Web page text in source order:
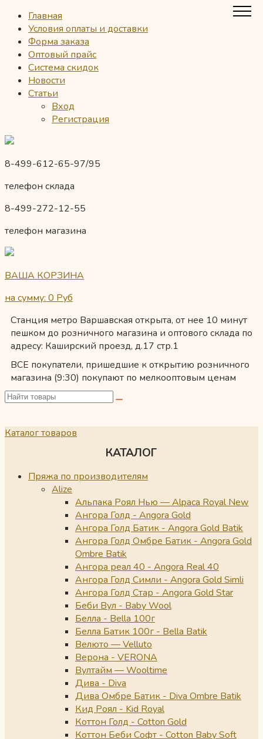
Главная
Условия оплаты и доставки
Форма заказа
Оптовый прайс
Система скидок
Новости
Статьи
Вход
Регистрация
8-499-612-65-97/95
телефон склада
8-499-272-12-55
телефон магазина
ВАША КОРЗИНА
на сумму: 0 Руб
Станция метро Варшавская открыта, от нее 10 минут
пешком до розничного магазина и оптового склада по
адресу: Каширский проезд, д.17 стр.1
ВСЕ покупатели, пришедшие к открытию розничного
магазина (9:30) покупают по мелкооптовым ценам
Каталог товаров
КАТАЛОГ
Пряжа по производителям
Alize
Альпака Роял Нью — Alpaca Royal New
Ангора Голд - Angora Gold
Ангора Голд Батик - Angora Gold Batik
Ангора Голд Омбре Батик - Angora Gold
Ombre Batik
Ангора реал 40 - Angora Real 40
Ангора Голд Симли - Angora Gold Simli
Ангора Голд Стар - Angora Gold Star
Беби Вул - Baby Wool
Белла - Bella 100г
Белла Батик 100г - Bella Batik
Велюто — Velluto
Верона - VERONA
Вултайм — Wooltime
Дива - Diva
Дива Омбре Батик - Diva Ombre Batik
Кид Роял - Kid Royal
Коттон Голд - Cotton Gold
Коттон Беби Софт - Cotton Baby Soft